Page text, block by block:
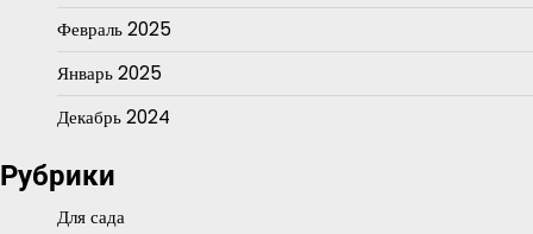
Февраль 2025
Январь 2025
Декабрь 2024
Рубрики
Для сада